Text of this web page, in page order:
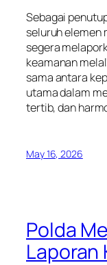
Sebagai
seluruh elemen
segera
keamanan
sama antara
utama dalam
tertib, dan
May 16, 2026
Polda
Laporan